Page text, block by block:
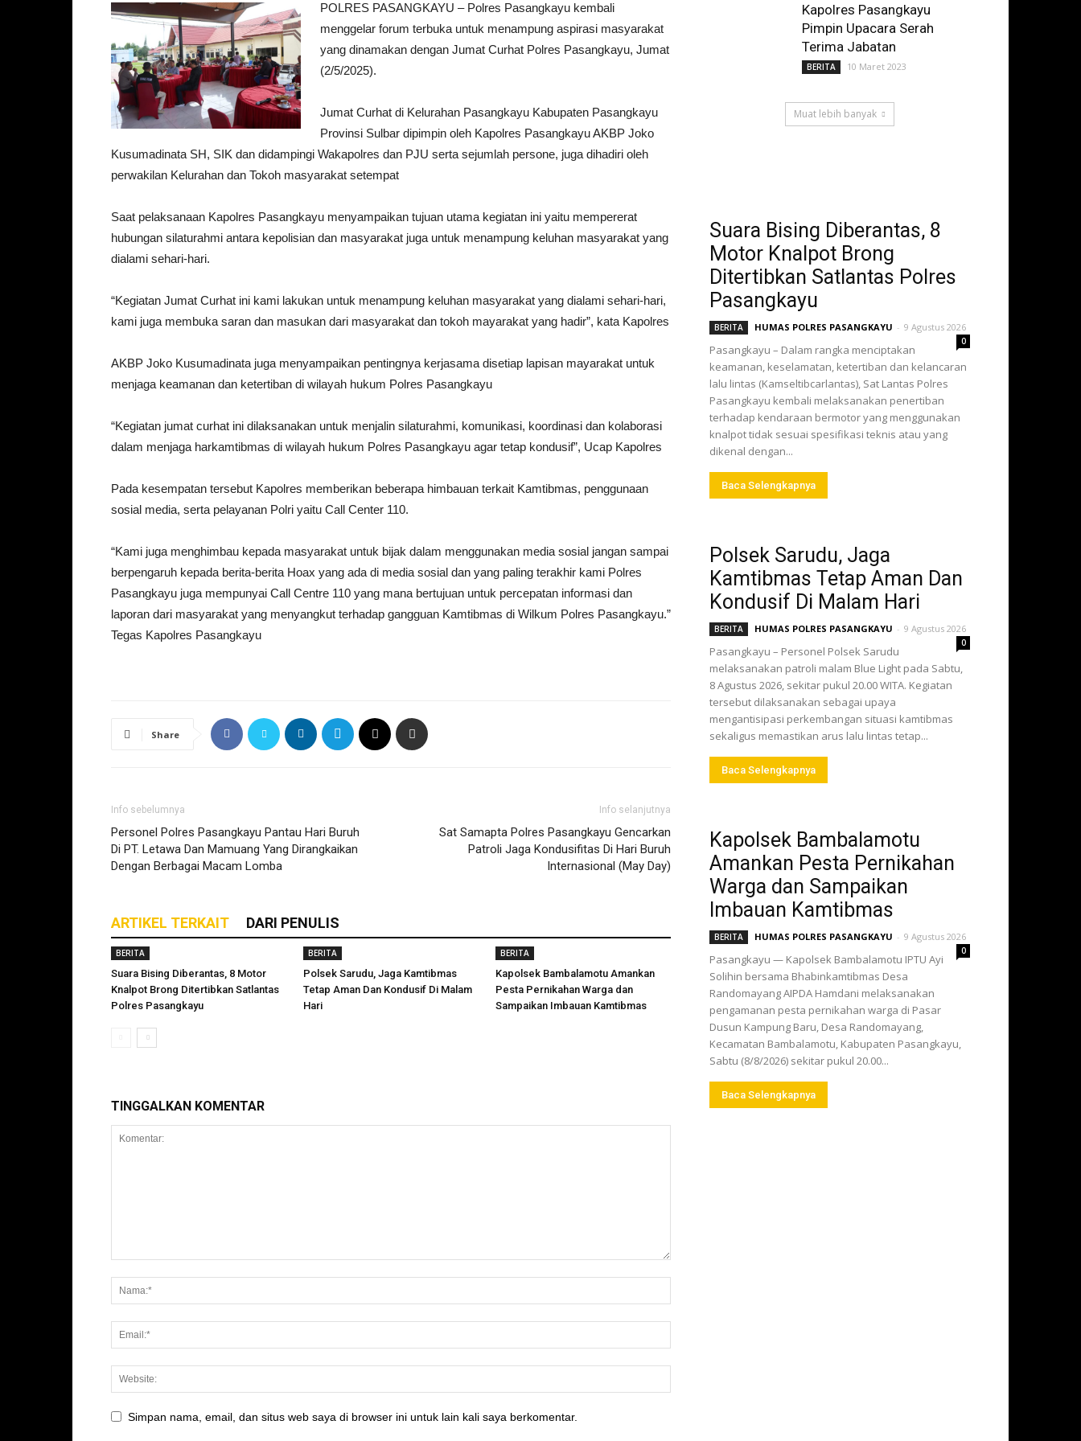
POLRES PASANGKAYU – Polres Pasangkayu kembali
menggelar forum terbuka untuk menampung aspirasi masyarakat
yang dinamakan dengan Jumat Curhat Polres Pasangkayu, Jumat
(2/5/2025).
Jumat Curhat di Kelurahan Pasangkayu Kabupaten Pasangkayu
Provinsi Sulbar dipimpin oleh Kapolres Pasangkayu AKBP Joko
Kusumadinata SH, SIK dan didampingi Wakapolres dan PJU serta sejumlah persone, juga dihadiri oleh
perwakilan Kelurahan dan Tokoh masyarakat setempat
Saat pelaksanaan Kapolres Pasangkayu menyampaikan tujuan utama kegiatan ini yaitu mempererat
hubungan silaturahmi antara kepolisian dan masyarakat juga untuk menampung keluhan masyarakat yang
dialami sehari-hari.
“Kegiatan Jumat Curhat ini kami lakukan untuk menampung keluhan masyarakat yang dialami sehari-hari,
kami juga membuka saran dan masukan dari masyarakat dan tokoh mayarakat yang hadir”, kata Kapolres
AKBP Joko Kusumadinata juga menyampaikan pentingnya kerjasama disetiap lapisan mayarakat untuk
menjaga keamanan dan ketertiban di wilayah hukum Polres Pasangkayu
“Kegiatan jumat curhat ini dilaksanakan untuk menjalin silaturahmi, komunikasi, koordinasi dan kolaborasi
dalam menjaga harkamtibmas di wilayah hukum Polres Pasangkayu agar tetap kondusif”, Ucap Kapolres
Pada kesempatan tersebut Kapolres memberikan beberapa himbauan terkait Kamtibmas, penggunaan
sosial media, serta pelayanan Polri yaitu Call Center 110.
“Kami juga menghimbau kepada masyarakat untuk bijak dalam menggunakan media sosial jangan sampai
berpengaruh kepada berita-berita Hoax yang ada di media sosial dan yang paling terakhir kami Polres
Pasangkayu juga mempunyai Call Centre 110 yang mana bertujuan untuk percepatan informasi dan
laporan dari masyarakat yang menyangkut terhadap gangguan Kamtibmas di Wilkum Polres Pasangkayu.”
Tegas Kapolres Pasangkayu
Share
Info sebelumnya
Personel Polres Pasangkayu Pantau Hari Buruh
Di PT. Letawa Dan Mamuang Yang Dirangkaikan
Dengan Berbagai Macam Lomba
Info selanjutnya
Sat Samapta Polres Pasangkayu Gencarkan
Patroli Jaga Kondusifitas Di Hari Buruh
Internasional (May Day)
ARTIKEL TERKAIT DARI PENULIS
BERITA
Suara Bising Diberantas, 8 Motor
Knalpot Brong Ditertibkan Satlantas
Polres Pasangkayu
BERITA
Polsek Sarudu, Jaga Kamtibmas
Tetap Aman Dan Kondusif Di Malam
Hari
BERITA
Kapolsek Bambalamotu Amankan
Pesta Pernikahan Warga dan
Sampaikan Imbauan Kamtibmas
TINGGALKAN KOMENTAR
Simpan nama, email, dan situs web saya di browser ini untuk lain kali saya berkomentar.
Kapolres Pasangkayu
Pimpin Upacara Serah
Terima Jabatan
BERITA 10 Maret 2023
Muat lebih banyak
Suara Bising Diberantas, 8
Motor Knalpot Brong
Ditertibkan Satlantas Polres
Pasangkayu
BERITA HUMAS POLRES PASANGKAYU - 9 Agustus 2026
0
Pasangkayu – Dalam rangka menciptakan
keamanan, keselamatan, ketertiban dan kelancaran
lalu lintas (Kamseltibcarlantas), Sat Lantas Polres
Pasangkayu kembali melaksanakan penertiban
terhadap kendaraan bermotor yang menggunakan
knalpot tidak sesuai spesifikasi teknis atau yang
dikenal dengan...
Baca Selengkapnya
Polsek Sarudu, Jaga
Kamtibmas Tetap Aman Dan
Kondusif Di Malam Hari
BERITA HUMAS POLRES PASANGKAYU - 9 Agustus 2026
0
Pasangkayu – Personel Polsek Sarudu
melaksanakan patroli malam Blue Light pada Sabtu,
8 Agustus 2026, sekitar pukul 20.00 WITA. Kegiatan
tersebut dilaksanakan sebagai upaya
mengantisipasi perkembangan situasi kamtibmas
sekaligus memastikan arus lalu lintas tetap...
Baca Selengkapnya
Kapolsek Bambalamotu
Amankan Pesta Pernikahan
Warga dan Sampaikan
Imbauan Kamtibmas
BERITA HUMAS POLRES PASANGKAYU - 9 Agustus 2026
0
Pasangkayu — Kapolsek Bambalamotu IPTU Ayi
Solihin bersama Bhabinkamtibmas Desa
Randomayang AIPDA Hamdani melaksanakan
pengamanan pesta pernikahan warga di Pasar
Dusun Kampung Baru, Desa Randomayang,
Kecamatan Bambalamotu, Kabupaten Pasangkayu,
Sabtu (8/8/2026) sekitar pukul 20.00...
Baca Selengkapnya